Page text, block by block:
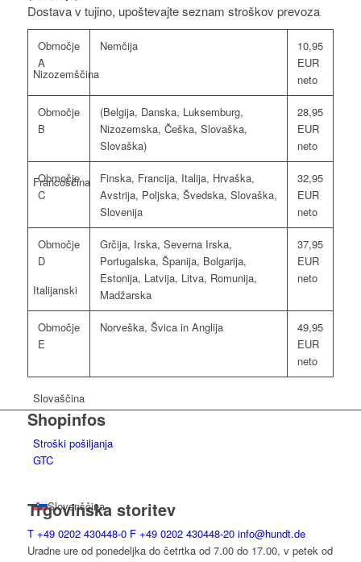
Nizozemščina
Francoščina
Italijanski
Slovaščina
Slovenščina
Dostava v tujino, upoštevajte seznam stroškov prevoza
Območje
A
Nemčija
10,95
EUR
neto
Območje
B
(Belgija, Danska, Luksemburg,
Nizozemska, Češka, Slovaška,
Slovaška)
28,95
EUR
neto
Območje
C
Finska, Francija, Italija, Hrvaška,
Avstrija, Poljska, Švedska, Slovaška,
Slovenija
32,95
EUR
neto
Območje
D
Grčija, Irska, Severna Irska,
Portugalska, Španija, Bolgarija,
Estonija, Latvija, Litva, Romunija,
Madžarska
37,95
EUR
neto
Območje
E
Norveška, Švica in Anglija
49,95
EUR
neto
Shopinfos
Stroški pošiljanja
GTC
Trgovinska storitev
T +49 0202 430448-0 F +49 0202 430448-20 info@hundt.de
Uradne ure od ponedeljka do četrtka od 7.00 do 17.00, v petek od